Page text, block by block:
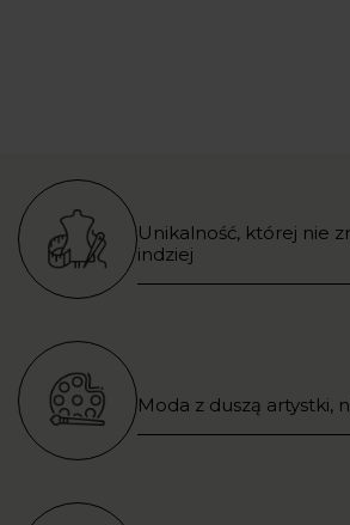
Unikalność, której nie
indziej
Moda z duszą artystki,